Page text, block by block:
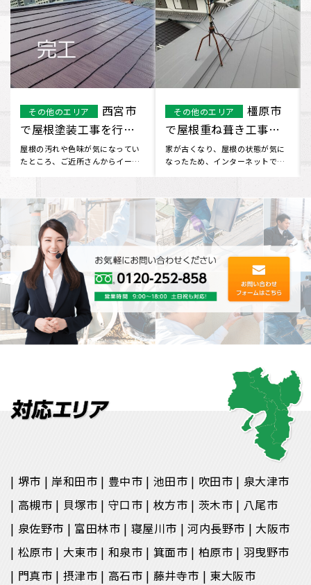
その他のエリア
宇治市
で屋根葺き替え工事を
行いました
ホームページを見つけてお問い合
わせしました。 工事について不安
高槻市
高槻市で屋根
塗装工事を行いました
自宅の屋根の汚れや色褪せが気に
なっていたところ ご近所の方がイ
堺市 岸和田市 豊中市 池田市 吹田市
泉大津市
高槻市
貝塚市 守口市 枚方市 茨木市
八尾市
泉佐野市
富田林市 寝屋川市 河内長野市
大阪市
松原市
大東市 和泉市 箕面市 柏原市
羽曳野市
門真市
摂津市 高石市 藤井寺市
東大阪市